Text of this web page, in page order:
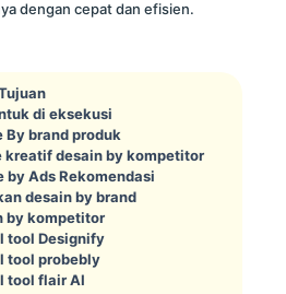
dengan cepat dan efisien.
di eksekusi
By brand produk
kreatif desain by kompetitor
by Ads Rekomendasi
desain by brand
by kompetitor
tool Designify
tool probebly
tool flair AI